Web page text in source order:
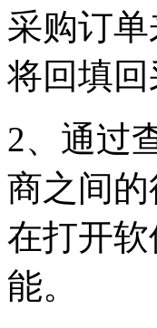
采购订
将回填
2、通过
商之间
在打开软
能。